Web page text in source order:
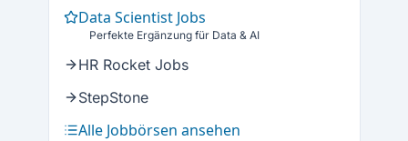
Data Scientist Jobs
Perfekte Ergänzung für Data & AI
HR Rocket Jobs
StepStone
Alle Jobbörsen ansehen